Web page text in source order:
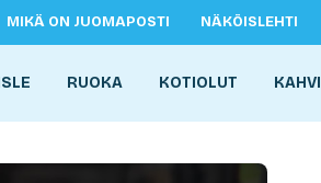
MIKÄ ON JUOMAPOSTI NÄKÖISLEHTI
RUOKA KOTIOLUT KAHVI